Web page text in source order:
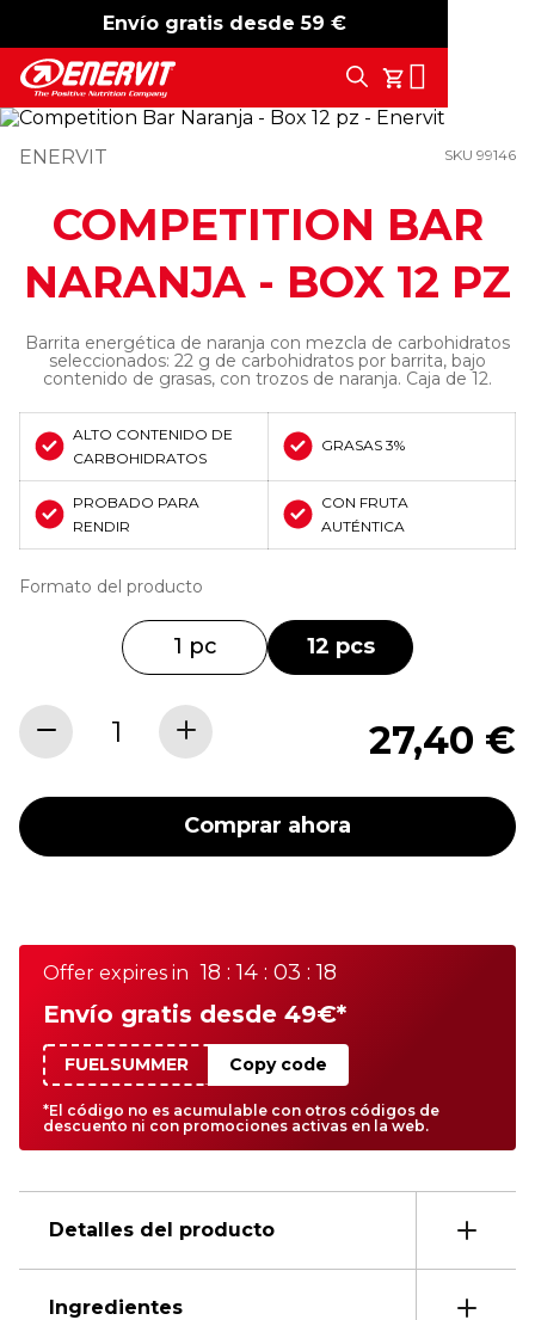
Envío gratis desde 59 €
-15% free shipping
Tu Carrito
Search
ENERVIT SKU 99146
COMPETITION BAR
NARANJA - BOX 12 PZ
Barrita energética de naranja con mezcla de carbohidratos
seleccionados: 22 g de carbohidratos por barrita, bajo
contenido de grasas, con trozos de naranja. Caja de 12.
ALTO CONTENIDO DE
CARBOHIDRATOS
GRASAS 3%
PROBADO PARA
RENDIR
CON FRUTA
AUTÉNTICA
Formato del producto
1 pc 12 pcs
27,40 €
Comprar ahora
Offer expires in 18 : 14 : 03 : 18
Envío gratis desde 49€*
FUELSUMMER Copy code
*El código no es acumulable con otros códigos de
descuento ni con promociones activas en la web.
Detalles del producto
Ingredientes